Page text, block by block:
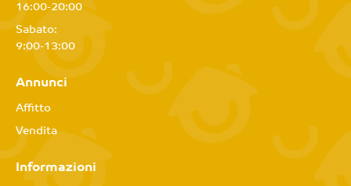
16:00-20:00
Sabato:
9:00-13:00
Annunci
Affitto
Vendita
Informazioni